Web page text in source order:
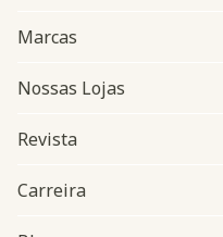
Marcas
Nossas Lojas
Revista
Carreira